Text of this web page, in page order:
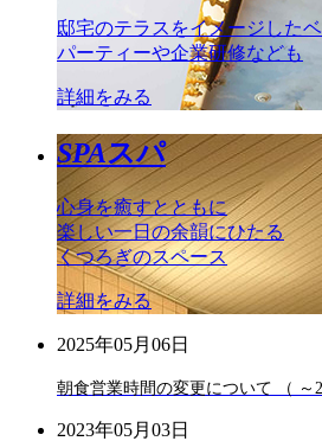
邸宅のテラスをイメージした
パーティーや企業研修なども
詳細をみる
SPAスパ
心身を癒すとともに
楽しい一日の余韻にひたる
くつろぎのスペース
詳細をみる
2025年05月06日
朝食営業時間の変更について （ ～
2023年05月03日